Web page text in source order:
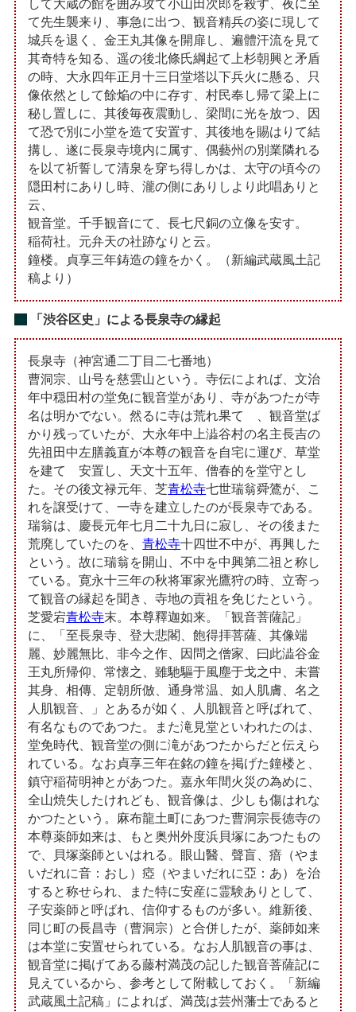
して大蔵の館を囲み攻て小山田次郎を殺す、夜に至
て先生襲来り、事急に出つ、観音精兵の姿に現して
城兵を退く、金王丸其像を開扉し、遍體汗流を見て
其奇特を知る、遥の後北條氏綱起て上杉朝興と矛盾
の時、大永四年正月十三日堂塔以下兵火に懸る、只
像依然として餘焔の中に存す、村民奉し帰て梁上に
秘し置しに、其後毎夜震動し、梁間に光を放つ、因
て恐で別に小堂を造て安置す、其後地を賜はりて結
搆し、遂に長泉寺境内に属す、偶藝州の別業隣れる
を以て祈誓して清泉を穿ち得しかは、太守の頃今の
隠田村にありし時、瀧の側にありしより此唱ありと
云、
観音堂。千手観音にて、長七尺銅の立像を安す。
稲荷社。元弁天の社跡なりと云。
鐘楼。貞享三年鋳造の鐘をかく。（新編武蔵風土記
稿より）
「渋谷区史」による長泉寺の縁起
長泉寺（神宮通二丁目二七番地）
曹洞宗、山号を慈雲山という。寺伝によれば、文治
年中穏田村の堂免に観音堂があり、寺があつたが寺
名は明かでない。然るに寺は荒れ果てゝ、観音堂ば
かり残っていたが、大永年中上澁谷村の名主長吉の
先祖田中左膳義直が本尊の観音を自宅に運び、草堂
を建てゝ安置し、天文十五年、僧春的を堂守とし
た。その後文禄元年、芝青松寺七世瑞翁舜鷟が、こ
れを譲受けて、一寺を建立したのが長泉寺である。
瑞翁は、慶長元年七月二十九日に寂し、その後また
荒廃していたのを、青松寺十四世不中が、再興した
という。故に瑞翁を開山、不中を中興第二祖と称し
ている。寛永十三年の秋将軍家光鷹狩の時、立寄っ
て観音の縁起を聞き、寺地の貢祖を免じたという。
芝愛宕青松寺末。本尊釋迦如来。「観音菩薩記」
に、「至長泉寺、登大悲閣、飽得拝菩薩、其像端
麗、妙麗無比、非今之作、因問之僧家、曰此澁谷金
王丸所帰仰、常懐之、雖馳驅于風塵于戈之中、未嘗
其身、相傳、定朝所倣、通身常温、如人肌膚、名之
人肌観音、」とあるが如く、人肌観音と呼ばれて、
有名なものであつた。また滝見堂といわれたのは、
堂免時代、観音堂の側に滝があつたからだと伝えら
れている。なお貞享三年在銘の鐘を掲げた鐘楼と、
鎮守稲荷明神とがあつた。嘉永年間火災の為めに、
全山焼失したけれども、観音像は、少しも傷はれな
かつたという。麻布龍土町にあつた曹洞宗長徳寺の
本尊薬師如来は、もと奥州外度浜貝塚にあつたもの
で、貝塚薬師といはれる。眼山醫、聲盲、瘖（やま
いだれに音：おし）瘂（やまいだれに亞：あ）を治
すると称せられ、また特に安産に霊験ありとして、
子安薬師と呼ばれ、信仰するものが多い。維新後、
同じ町の長昌寺（曹洞宗）と合併したが、薬師如来
は本堂に安置せられている。なお人肌観音の事は、
観音堂に掲げてある藤村満茂の記した観音菩薩記に
見えているから、参考として附載しておく。「新編
武蔵風土記稿」によれば、満茂は芸州藩士であると